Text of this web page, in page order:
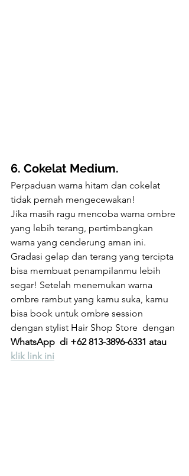
6. Cokelat Medium.
Perpaduan warna hitam dan cokelat
tidak pernah mengecewakan!
Jika masih ragu mencoba warna ombre
yang lebih terang, pertimbangkan
warna yang cenderung aman ini.
Gradasi gelap dan terang yang tercipta
bisa membuat penampilanmu lebih
segar! Setelah menemukan warna
ombre rambut yang kamu suka, kamu
bisa book untuk ombre session
dengan stylist Hair Shop Store  dengan
WhatsApp  di +62 813-3896-6331 atau
klik link ini